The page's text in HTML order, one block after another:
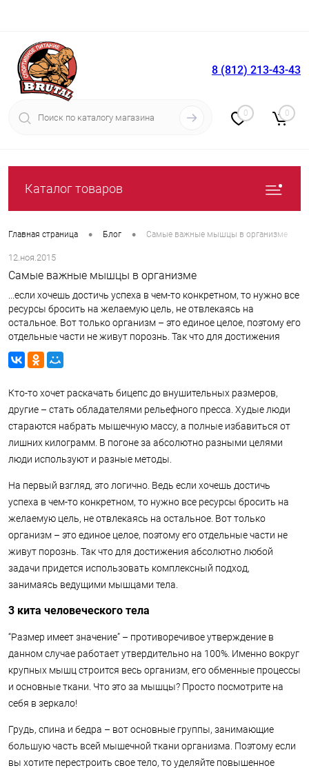
Вход Регистрация
8 (812) 213-43-43
0 0
Каталог товаров
Главная страница • Блог • Самые важные мышцы в организме
12.ноя.2015
Самые важные мышцы в организме
...если хочешь достичь успеха в чем-то конкретном, то нужно все
ресурсы бросить на желаемую цель, не отвлекаясь на
остальное. Вот только организм – это единое целое, поэтому его
отдельные части не живут порознь. Так что для достижения
абсолютно любой задачи придется использовать комплексный
подход, занимаясь ведущими мышцами тела.
Кто-то хочет раскачать бицепс до внушительных размеров,
другие – стать обладателями рельефного пресса. Худые люди
стараются набрать мышечную массу, а полные избавиться от
лишних килограмм. В погоне за абсолютно разными целями
люди используют и разные методы.
На первый взгляд, это логично. Ведь если хочешь достичь
успеха в чем-то конкретном, то нужно все ресурсы бросить на
желаемую цель, не отвлекаясь на остальное. Вот только
организм – это единое целое, поэтому его отдельные части не
живут порознь. Так что для достижения абсолютно любой
задачи придется использовать комплексный подход,
занимаясь ведущими мышцами тела.
3 кита человеческого тела
“Размер имеет значение” – противоречивое утверждение в
данном случае работает утвердительно на 100%. Именно вокруг
крупных мышц строится весь организм, его обменные процессы
и основные ткани. Что это за мышцы? Просто посмотрите на
себя в зеркало!
Грудь, спина и бедра – вот основные группы, занимающие
большую часть всей мышечной ткани организма. Поэтому если
вы хотите перестроить свое тело, то уделяйте повышенное